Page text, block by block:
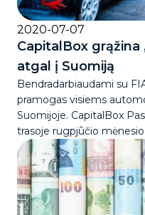
2020-07-07
CapitalBox grąžina
atgal į Suomiją
Bendradarbiaudami su
pramogas visiems
Suomijoje. CapitalBox
trasoje rugpjūčio